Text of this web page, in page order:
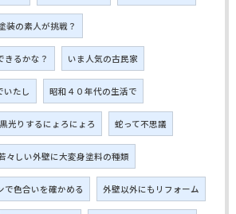
装の素人が挑戦？
きるかな？ いま人気の古民家
いたし 昭和４０年代の生活で
黒光りするにょろにょろ 蛇って不思議
々しい外壁に大変身塗料の種類
で色合いを確かめる 外壁以外にもリフォーム